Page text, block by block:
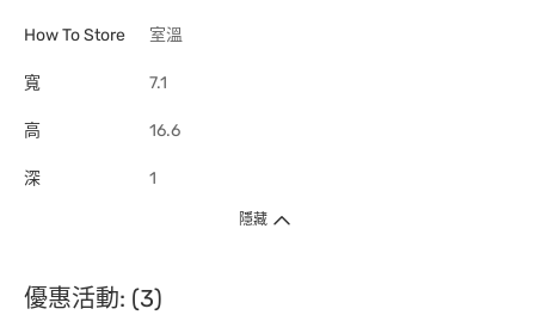
How To Store 室溫
寬 7.1
高 16.6
深 1
隱藏
優惠活動: (3)